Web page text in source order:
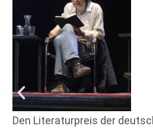
Den Literaturpreis der